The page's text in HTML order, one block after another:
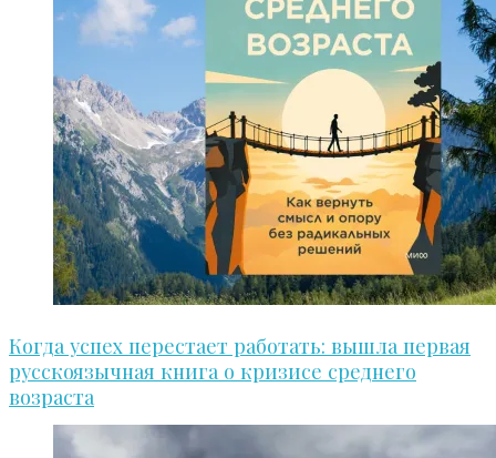
Когда успех перестает работать: вышла первая
русскоязычная книга о кризисе среднего
возраста